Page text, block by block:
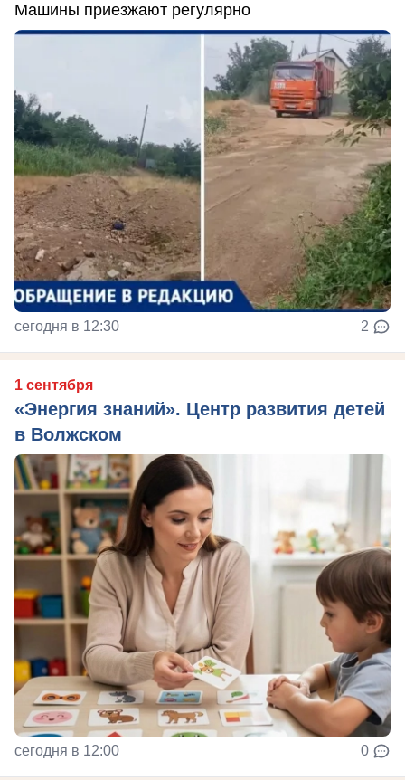
Машины приезжают регулярно
сегодня в 12:30 2
1 сентября
«Энергия знаний». Центр развития детей
в Волжском
сегодня в 12:00 0